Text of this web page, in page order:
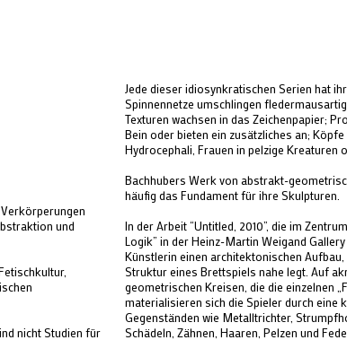
und
nicht Studien für
Jede dieser idiosynkratischen Serien hat
Spinnennetze umschlingen
Texturen wachsen in das Zeichenpapier;
Bein oder bieten ein zusätzliches an;
Hydrocephali, Frauen in pelzige Kreaturen
Bachhubers Werk von abstrakt-
häufig das Fundament für ihre Skulpturen.
In der Arbeit “Untitled, 2010”, die im
Logik” in der Heinz-Martin Weigand
Künstlerin einen architektonischen
Struktur eines Brettspiels nahe legt. Auf
geometrischen Kreisen, die die einzelnen
materialisieren sich die Spieler durch eine
Gegenständen wie Metalltrichter,
Schädeln, Zähnen, Haaren, Pelzen und